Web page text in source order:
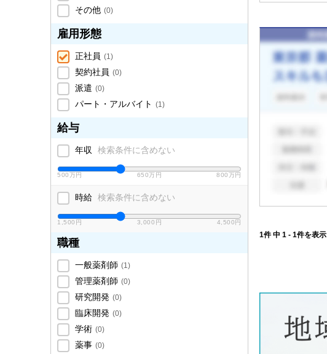
その他 (0)
雇用形態
正社員 (1)
契約社員 (0)
派遣 (0)
パート・アルバイト (1)
給与
年収 検索条件に含めない
500万円 650万円 800万円
時給 検索条件に含めない
1,500円 3,000円 4,500円
職種
一般薬剤師 (1)
管理薬剤師 (0)
研究開発 (0)
臨床開発 (0)
学術 (0)
薬事 (0)
1件 中 1 - 1件を表示